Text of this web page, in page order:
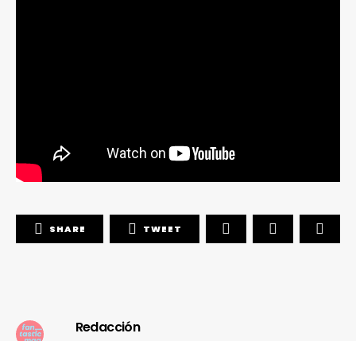
SHARE TWEET
Redacción